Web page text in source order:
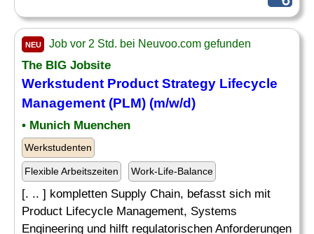
NEU Job vor 2 Std. bei Neuvoo.com gefunden
The BIG Jobsite
Werkstudent Product Strategy Lifecycle
Management (PLM) (m/w/d)
• Munich Muenchen
Werkstudenten
Flexible Arbeitszeiten Work-Life-Balance
[. .. ] kompletten Supply Chain, befasst sich mit
Product Lifecycle Management, Systems
Engineering und hilft regulatorischen Anforderungen